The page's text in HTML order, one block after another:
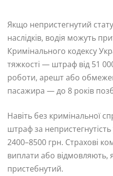
Якщо непристегнутий
наслідків, водія можуть
Кримінального кодексу
тяжкості — штраф від 51
роботи, арешт або
пасажира — до 8 років
Навіть без кримінальної
штраф за
2400–8500 грн. Страхові
виплати або відмовляють,
пристебнутий.